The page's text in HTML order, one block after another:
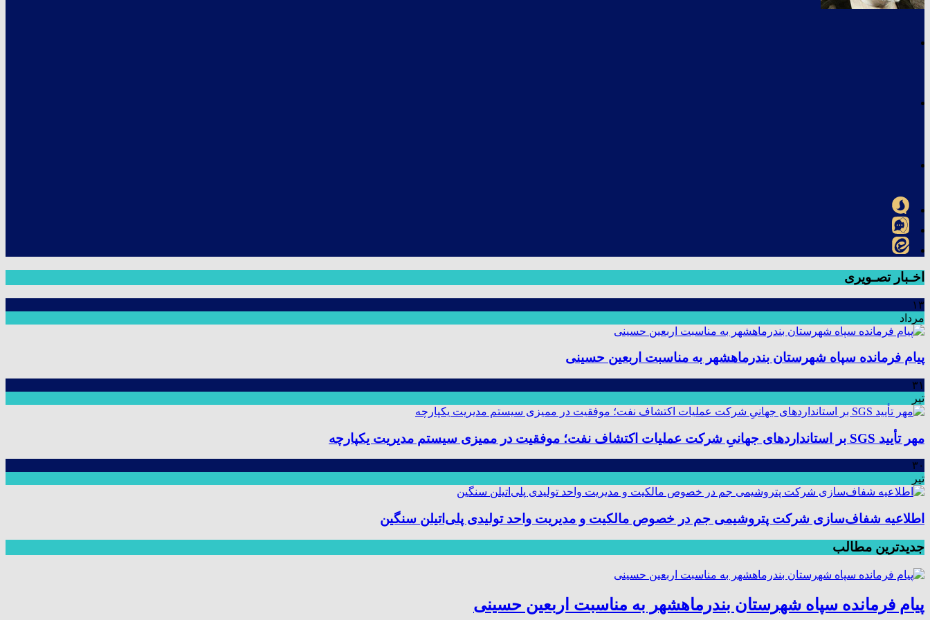
اخـبار تصـویری
۱۳
مرداد
پیام فرمانده سپاه شهرستان بندرماهشهر به مناسبت اربعین حسینی
۳۱
تیر
مهر تأیید SGS بر استانداردهای جهانیِ شرکت عملیات اکتشاف نفت؛ موفقیت در ممیزی سیستم مدیریت یکپارچه
۳۰
تیر
اطلاعیه شفاف‌سازی شرکت پتروشیمی جم در خصوص مالکیت و مدیریت واحد تولیدی پلی‌اتیلن سنگین
جدیدترین مطالب
پیام فرمانده سپاه شهرستان بندرماهشهر به مناسبت اربعین حسینی